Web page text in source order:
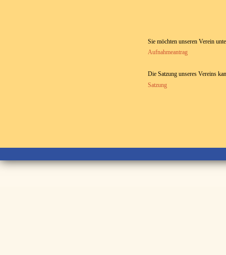
Sie möchten unseren Verein
Aufnahmeantrag
Die Satzung unseres Vereins
Satzung